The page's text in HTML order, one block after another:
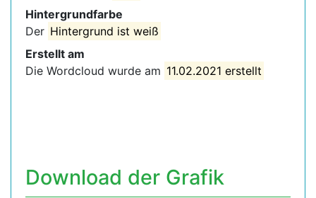
Hintergrundfarbe
Der Hintergrund ist weiß
Erstellt am
Die Wordcloud wurde am 11.02.2021 erstellt
Download der Grafik